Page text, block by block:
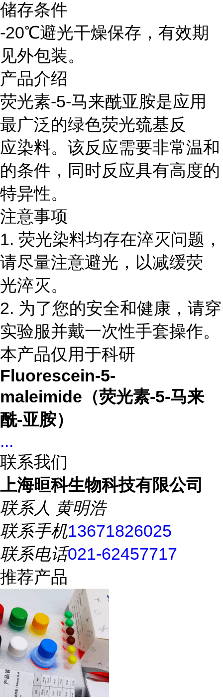
储存条件
-20℃避光干燥保存，有效期
见外包装。
产品介绍
荧光素-5-马来酰亚胺是应用
最广泛的绿色荧光巯基反
应染料。该反应需要非常温和
的条件，同时反应具有高度的
特异性。
注意事项
1. 荧光染料均存在淬灭问题，
请尽量注意避光，以减缓荧
光淬灭。
2. 为了您的安全和健康，请穿
实验服并戴一次性手套操作。
本产品仅用于科研
Fluorescein-5-
maleimide（荧光素-5-马来
酰-亚胺）
...
联系我们
上海晅科生物科技有限公司
联系人 黄明浩
联系手机13671826025
联系电话021-62457717
推荐产品